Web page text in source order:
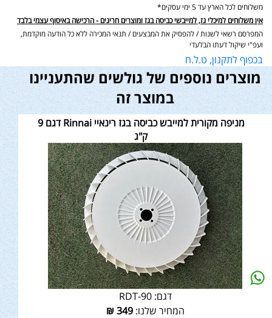
משלוחים לכל הארץ עד 5 ימי עסקים*
אין משלוחים למיכלי גז, למייבשי כביסה בגז ומוצרים חריגים - הרכישה באיסוף עצמי בלבד
המפרסם רשאי לשנות / להפסיק את המבצעים / תנאי המכירה ללא כל הודעה מוקדמת,
ועפ"י שיקול דעתו הבלעדי
בכפוף לתקנון, ט.ל.ח
מוצרים נוספים של גולשים שהתעניינו
במוצר זה
מניפה מקורית למייבש כביסה בגז רינאיי Rinnai דגם 9
ק"ג
דגם: RDT-90
המחיר שלנו:349
₪